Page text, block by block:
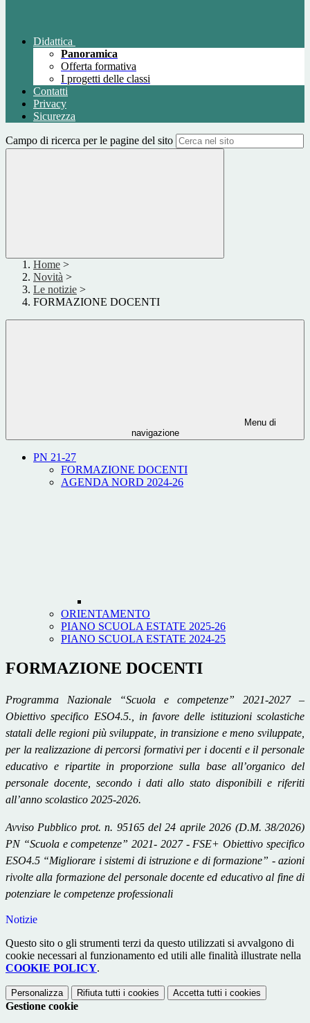
Didattica
Panoramica
Offerta formativa
I progetti delle classi
Contatti
Privacy
Sicurezza
Campo di ricerca per le pagine del sito
Home >
Novità >
Le notizie >
FORMAZIONE DOCENTI
Menu di
navigazione
PN 21-27
FORMAZIONE DOCENTI
AGENDA NORD 2024-26
ORIENTAMENTO
PIANO SCUOLA ESTATE 2025-26
PIANO SCUOLA ESTATE 2024-25
FORMAZIONE DOCENTI
Programma Nazionale “Scuola e competenze” 2021-2027 –
Obiettivo specifico ESO4.5., in favore delle istituzioni scolastiche
statali delle regioni più sviluppate, in transizione e meno sviluppate,
per la realizzazione di percorsi formativi per i docenti e il personale
educativo e ripartite in proporzione sulla base all’organico del
personale docente, secondo i dati allo stato disponibili e riferiti
all’anno scolastico 2025-2026.
Avviso Pubblico prot. n. 95165 del 24 aprile 2026 (D.M. 38/2026)
PN “Scuola e competenze” 2021- 2027 - FSE+ Obiettivo specifico
ESO4.5 “Migliorare i sistemi di istruzione e di formazione” - azioni
rivolte alla formazione del personale docente ed educativo al fine di
potenziare le competenze professionali
Notizie
Questo sito o gli strumenti terzi da questo utilizzati si avvalgono di
cookie necessari al funzionamento ed utili alle finalità illustrate nella
COOKIE POLICY.
Personalizza Rifiuta tutti i cookies Accetta tutti i cookies
Gestione cookie